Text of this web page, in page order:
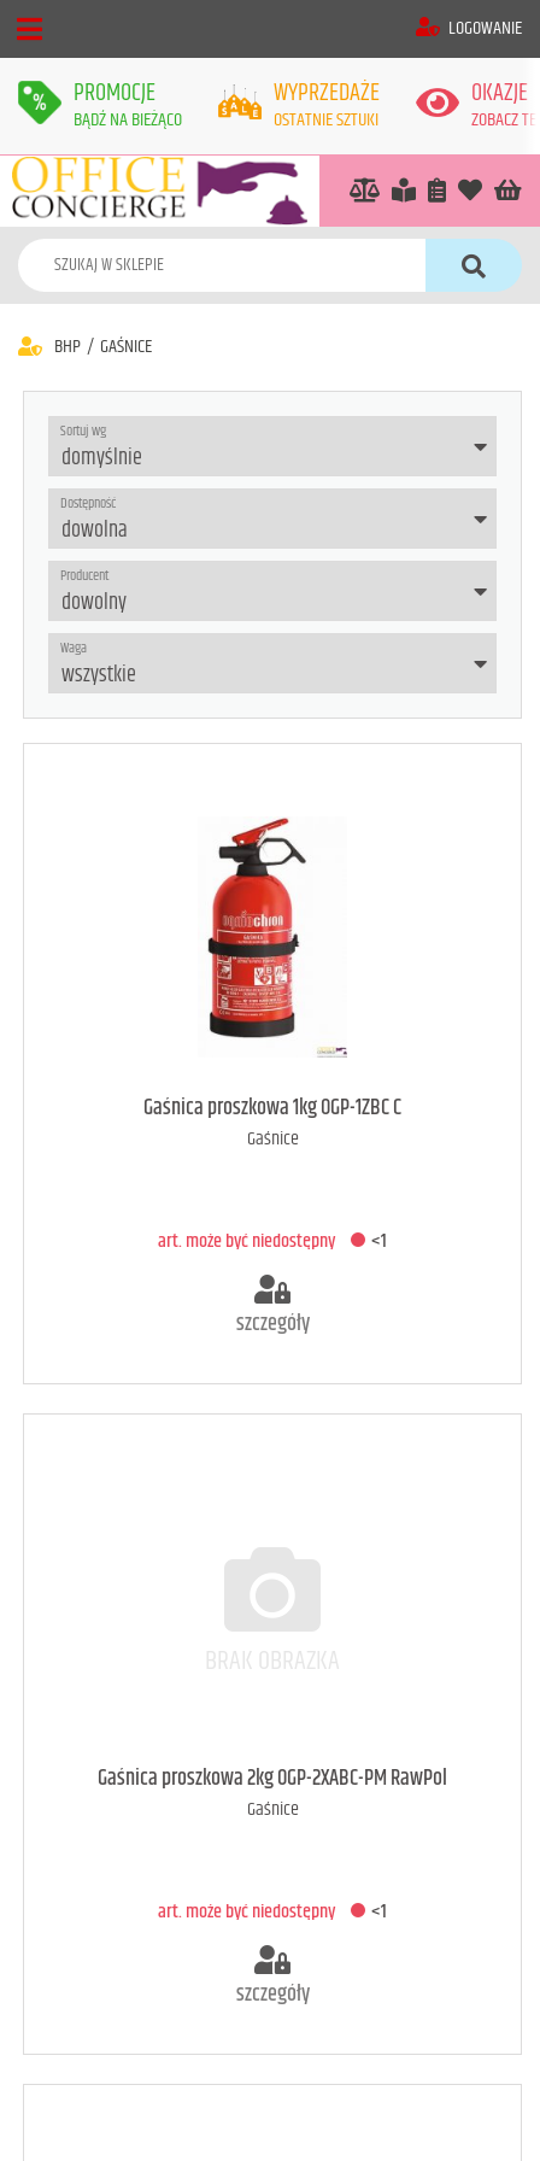
LOGOWANIE
PROMOCJE
BĄDŹ NA BIEŻĄCO
WYPRZEDAŻE
OSTATNIE SZTUKI
OKAZJE
ZOBACZ
BHP / GAŚNICE
Sortuj wg
Dostępność
Producent
Waga
Gaśnica proszkowa 1kg OGP-1ZBC C
Gaśnice
art. może być niedostępny <1
szczegóły
art. może być niedostępny <1
Gaśnica proszkowa 2kg OGP-2XABC-PM RawPol
Gaśnice
art. może być niedostępny <1
szczegóły